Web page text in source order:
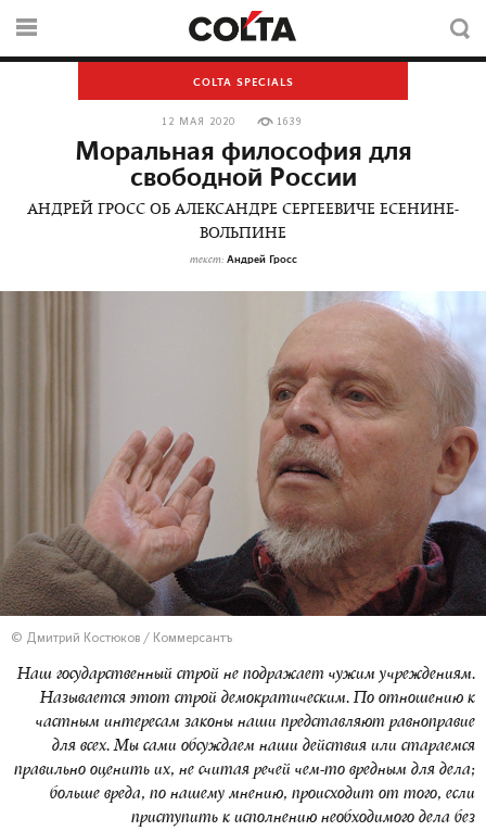
COLTA SPECIALS
12 МАЯ 2020 1639
Моральная философия для
свободной России
АНДРЕЙ ГРОСС ОБ АЛЕКСАНДРЕ СЕРГЕЕВИЧЕ ЕСЕНИНЕ-
ВОЛЬПИНЕ
текст: Андрей Гросс
© Дмитрий Костюков / Коммерсантъ
Наш государственный строй не подражает чужим учреждениям.
Называется этот строй демократическим. По отношению к
частным интересам законы наши представляют равноправие
для всех. Мы сами обсуждаем наши действия или стараемся
правильно оценить их, не считая речей чем-то вредным для дела;
больше вреда, по нашему мнению, происходит от того, если
приступить к исполнению необходимого дела без